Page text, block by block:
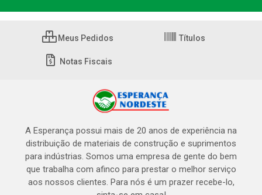
Meus Pedidos Títulos
Notas Fiscais
A Esperança possui mais de 20 anos de experiência na
distribuição de materiais de construção e suprimentos
para indústrias. Somos uma empresa de gente do bem
que trabalha com afinco para prestar o melhor serviço
aos nossos clientes. Para nós é um prazer recebe-lo,